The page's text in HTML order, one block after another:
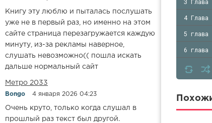
Книгу эту люблю и пыталась послушать
уже не в первый раз, но именно на этом
сайте страница перезагружается каждую
минуту, из-за рекламы наверное,
слушать невозможно(( пошла искать
дальше нормальный сайт
Метро 2033
Bongo 4 января 2026 04:23
Очень круто, только когда слушал в
прошлый раз текст был другой.
4 Глава
5 глава
6 глава
7 глава
8 глава
9 глава